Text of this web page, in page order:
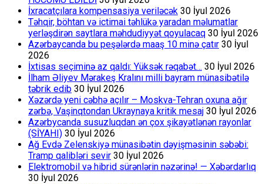
İxracatçılara kompensasiya veriləcək 30 İyul 2026
Təhqir, böhtan və ictimai təhlükə yaradan məlumatlar
yerləşdirən saytlara məhdudiyyət qoyulacaq 30 İyul 2026
Azərbaycanda bu peşələrdə maaş 10 minə çatır 30 İyul
2026
İxtisas seçiminə az qaldı: Yüksək rəqabət… 30 İyul 2026
İlham Əliyev Mərakeş Kralını milli bayram münasibətilə
təbrik edib 30 İyul 2026
Xəzərdə yeni cəbhə açılır – Moskva-Tehran oxuna ağır
zərbə, Vaşinqtondan Ukraynaya kritik mesaj 30 İyul 2026
Azərbycanda susuzluqdan ən çox şikayətlənən rayonlar
(SİYAHI) 30 İyul 2026
Ağ Evdə Zelenskiyə münasibətin dəyişməsinin səbəbi:
Tramp qalibləri sevir 30 İyul 2026
Elektromobil və hibrid sürənlərin nəzərinə! — Xəbərdarlıq
30 İyul 2026